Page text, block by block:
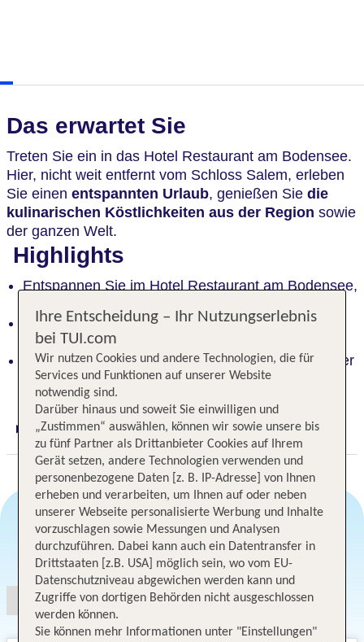
Das erwartet Sie
Treten Sie ein in das Hotel Restaurant am Bodensee.
Hier, nicht weit entfernt vom Schloss Salem, erleben
Sie einen entspannten Urlaub, genießen Sie die
kulinarischen Köstlichkeiten aus der Region sowie
der ganzen Welt.
Highlights
Entspannen Sie im Hotel Restaurant am Bodensee,
Genießen Sie kulinarische Köstlichkeiten aus der
Region und der ganzen Welt
Erkunden Sie Ausflugsziele wie den Affenberg oder
die Insel Mainau
Digitaler und telefonischer 24/7 TUI Service
Angebotsauswahl
Ihre Entscheidung – Ihr Nutzungserlebnis
bei TUI.com
Wir nutzen Cookies und andere Technologien, die für
Services und Funktionen auf unserer Website
notwendig sind.
Darüber hinaus und soweit Sie einwilligen und
„Zustimmen“ auswählen, können wir sowie unsere bis
zu fünf Partner als Drittanbieter Cookies auf Ihrem
Gerät setzen, andere Technologien verwenden und
personenbezogene Daten [z. B. IP-Adresse] von Ihnen
erheben und verarbeiten, um Ihnen auf oder neben
unserer Webseite personalisierte Werbung und Inhalte
vorzuschlagen sowie Messungen und Analysen
durchzuführen. Dabei kann auch ein Datentransfer in
Drittstaaten [z.B. USA] möglich sein, wo vom EU-
Datenschutzniveau abgewichen werden kann und
Zugriffe von dortigen Behörden nicht ausgeschlossen
werden können.
Sie können mehr Informationen unter "Einstellungen"